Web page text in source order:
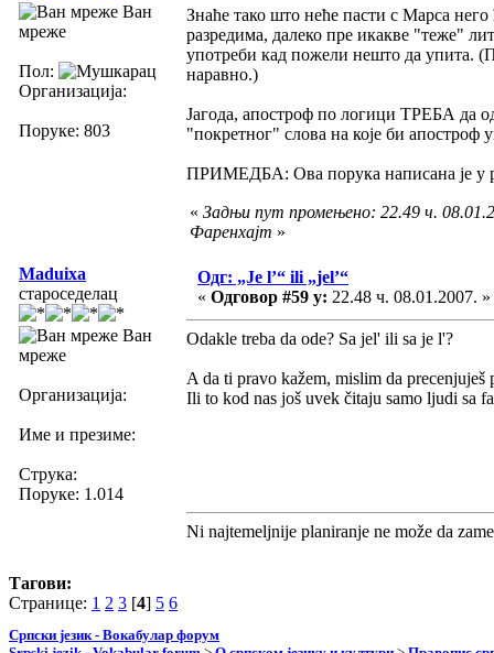
Ван
мреже
Пол:
Организација:
Поруке: 803
Знаће тако што неће пасти с Марса
разредима, далеко пре икакве "теже"
употреби кад пожели нешто да упита.
наравно.)
Јагода, апостроф по логици ТРЕБА да
"покретног" слова на које би апостроф
ПРИМЕДБА: Ова порука написана је у
« Задњи пут промењено: 22.49 ч.
Фаренхајт »
Maduixa
староседелац
Ван
мреже
Организација:
Име и презиме:
Струка:
Поруке: 1.014
Одг: „Je l’“ ili „jel’“
« Одговор #59 у: 22.48 ч. 08.01.2007. »
Odakle treba da ode? Sa jel' ili sa je l'?
A da ti pravo kažem, mislim da precenjuješ
Ili to kod nas još uvek čitaju samo ljudi sa
Ni najtemeljnije planiranje ne može da
Тагови:
Странице: 1 2 3 [4] 5 6
Српски језик - Вокабулар форум